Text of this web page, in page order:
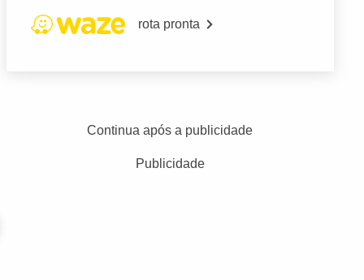
rota pronta
Continua após a publicidade
Publicidade